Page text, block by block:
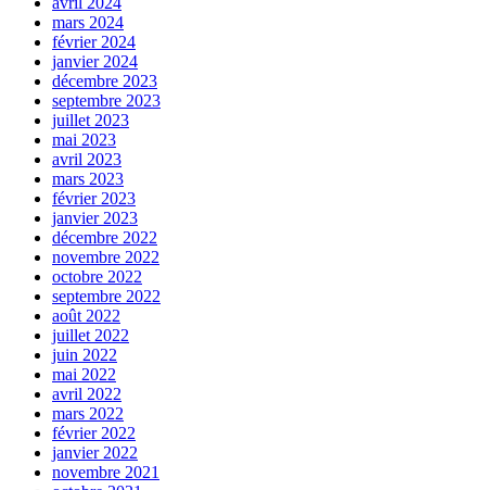
mars 2024
février 2024
janvier 2024
décembre 2023
septembre 2023
juillet 2023
mai 2023
avril 2023
mars 2023
février 2023
janvier 2023
décembre 2022
novembre 2022
octobre 2022
septembre 2022
août 2022
juillet 2022
juin 2022
mai 2022
avril 2022
mars 2022
février 2022
janvier 2022
novembre 2021